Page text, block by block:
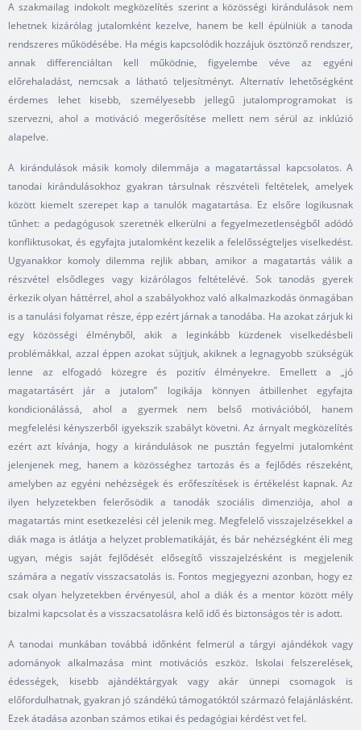
A szakmailag indokolt megközelítés szerint a közösségi kirándulások nem
lehetnek kizárólag jutalomként kezelve, hanem be kell épülniük a tanoda
rendszeres működésébe. Ha mégis kapcsolódik hozzájuk ösztönző rendszer,
annak differenciáltan kell működnie, figyelembe véve az egyéni
előrehaladást, nemcsak a látható teljesítményt. Alternatív lehetőségként
érdemes lehet kisebb, személyesebb jellegű jutalomprogramokat is
szervezni, ahol a motiváció megerősítése mellett nem sérül az inklúzió
alapelve.
A kirándulások másik komoly dilemmája a magatartással kapcsolatos. A
tanodai kirándulásokhoz gyakran társulnak részvételi feltételek, amelyek
között kiemelt szerepet kap a tanulók magatartása. Ez elsőre logikusnak
tűnhet: a pedagógusok szeretnék elkerülni a fegyelmezetlenségből adódó
konfliktusokat, és egyfajta jutalomként kezelik a felelősségteljes viselkedést.
Ugyanakkor komoly dilemma rejlik abban, amikor a magatartás válik a
részvétel elsődleges vagy kizárólagos feltételévé. Sok tanodás gyerek
érkezik olyan háttérrel, ahol a szabályokhoz való alkalmazkodás önmagában
is a tanulási folyamat része, épp ezért járnak a tanodába. Ha azokat zárjuk ki
egy közösségi élményből, akik a leginkább küzdenek viselkedésbeli
problémákkal, azzal éppen azokat sújtjuk, akiknek a legnagyobb szükségük
lenne az elfogadó közegre és pozitív élményekre. Emellett a „jó
magatartásért jár a jutalom” logikája könnyen átbillenhet egyfajta
kondicionálássá, ahol a gyermek nem belső motivációból, hanem
megfelelési kényszerből igyekszik szabályt követni. Az árnyalt megközelítés
ezért azt kívánja, hogy a kirándulások ne pusztán fegyelmi jutalomként
jelenjenek meg, hanem a közösséghez tartozás és a fejlődés részeként,
amelyben az egyéni nehézségek és erőfeszítések is értékelést kapnak. Az
ilyen helyzetekben felerősödik a tanodák szociális dimenziója, ahol a
magatartás mint esetkezelési cél jelenik meg. Megfelelő visszajelzésekkel a
diák maga is átlátja a helyzet problematikáját, és bár nehézségként éli meg
ugyan, mégis saját fejlődését elősegítő visszajelzésként is megjelenik
számára a negatív visszacsatolás is. Fontos megjegyezni azonban, hogy ez
csak olyan helyzetekben érvényesül, ahol a diák és a mentor között mély
bizalmi kapcsolat és a visszacsatolásra kelő idő és biztonságos tér is adott.
A tanodai munkában továbbá időnként felmerül a tárgyi ajándékok vagy
adományok alkalmazása mint motivációs eszköz. Iskolai felszerelések,
édességek, kisebb ajándéktárgyak vagy akár ünnepi csomagok is
előfordulhatnak, gyakran jó szándékú támogatóktól származó felajánlásként.
Ezek átadása azonban számos etikai és pedagógiai kérdést vet fel.